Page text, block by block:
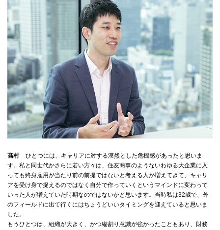
髙村
ひとつには、キャリアに対する漠然とした危機感があったと思いま
す。私と同世代かさらに若い方々は、住友商事のようないわゆる大企業に入
っても終身雇用が当たり前の前提ではないと考える人が増えてきて、キャリ
アを受け身で捉えるのではなく自分で作っていくというマインドに変わって
いった人が増えていた時期なのではないかと思います。当時私は32歳で、外
のフィールドに出て行くにはちょうどいいタイミングを迎えていると思いま
した。
もうひとつは、組織が大きく、かつ縦割り意識が強かったこともあり、財務